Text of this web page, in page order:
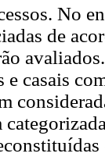
No
de
e casais